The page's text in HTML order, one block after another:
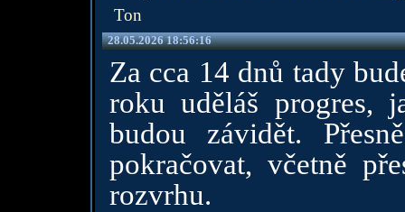
Ton
28.05.2026 18:56:16
Za cca 14 dnů tady
roku uděláš progres,
budou závidět.
pokračovat, včetně
rozvrhu.